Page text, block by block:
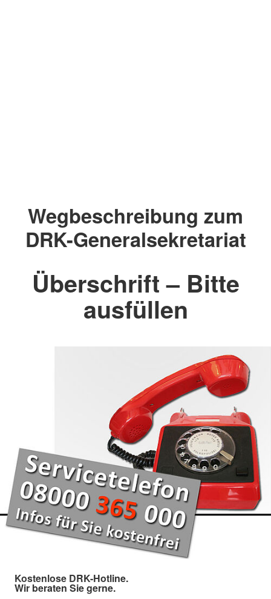
Wegbeschreibung zum
DRK-Generalsekretariat
Überschrift – Bitte
ausfüllen
Kostenlose DRK-Hotline.
Wir beraten Sie gerne.